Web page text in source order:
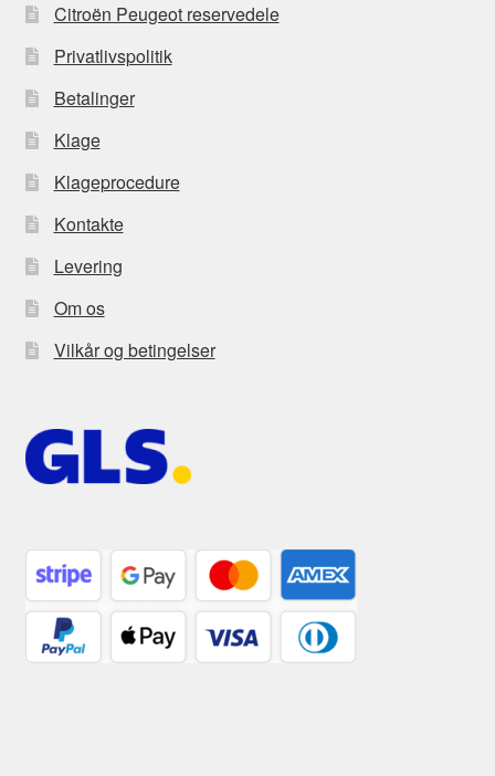
Citroën Peugeot reservedele
Privatlivspolitik
Betalinger
Klage
Klageprocedure
Kontakte
Levering
Om os
Vilkår og betingelser